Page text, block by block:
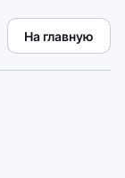
На главную